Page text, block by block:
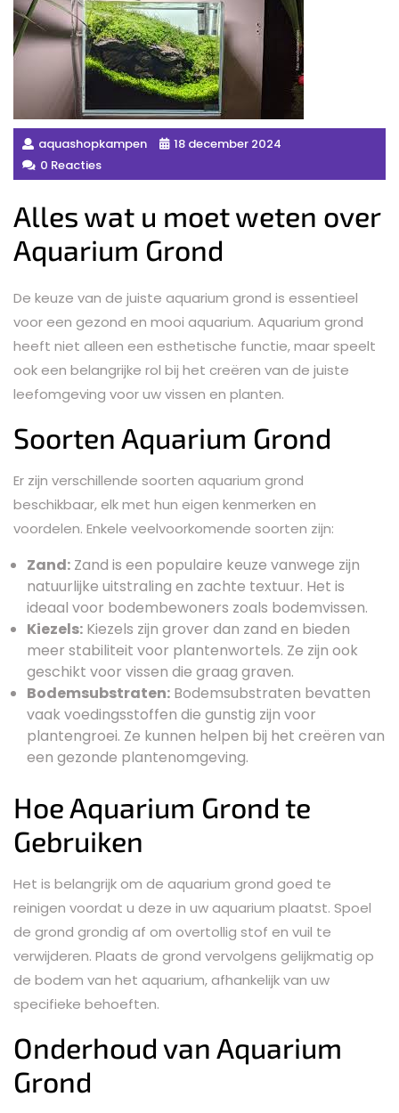
aquashopkampen
18 december 2024
0 Reacties
Alles wat u moet weten over
Aquarium Grond
De keuze van de juiste aquarium grond is essentieel
voor een gezond en mooi aquarium. Aquarium grond
heeft niet alleen een esthetische functie, maar speelt
ook een belangrijke rol bij het creëren van de juiste
leefomgeving voor uw vissen en planten.
Soorten Aquarium Grond
Er zijn verschillende soorten aquarium grond
beschikbaar, elk met hun eigen kenmerken en
voordelen. Enkele veelvoorkomende soorten zijn:
Zand: Zand is een populaire keuze vanwege zijn
natuurlijke uitstraling en zachte textuur. Het is
ideaal voor bodembewoners zoals bodemvissen.
Kiezels: Kiezels zijn grover dan zand en bieden
meer stabiliteit voor plantenwortels. Ze zijn ook
geschikt voor vissen die graag graven.
Bodemsubstraten: Bodemsubstraten bevatten
vaak voedingsstoffen die gunstig zijn voor
plantengroei. Ze kunnen helpen bij het creëren van
een gezonde plantenomgeving.
Hoe Aquarium Grond te
Gebruiken
Het is belangrijk om de aquarium grond goed te
reinigen voordat u deze in uw aquarium plaatst. Spoel
de grond grondig af om overtollig stof en vuil te
verwijderen. Plaats de grond vervolgens gelijkmatig op
de bodem van het aquarium, afhankelijk van uw
specifieke behoeften.
Onderhoud van Aquarium
Grond